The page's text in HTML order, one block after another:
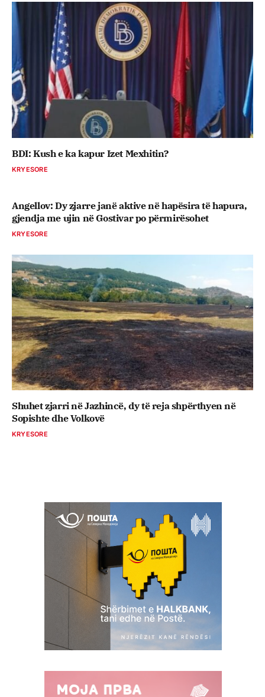
BDI: Kush e ka kapur Izet Mexhitin?
KRYESORE
Angellov: Dy zjarre janë aktive në hapësira të hapura,
gjendja me ujin në Gostivar po përmirësohet
KRYESORE
Shuhet zjarri në Jazhincë, dy të reja shpërthyen në
Sopishte dhe Volkovë
KRYESORE